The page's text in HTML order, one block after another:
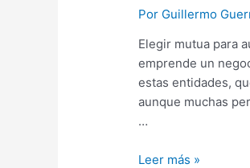
Por Guillermo
Elegir mutua para
emprende un
estas entidades,
aunque muchas
…
Leer más »